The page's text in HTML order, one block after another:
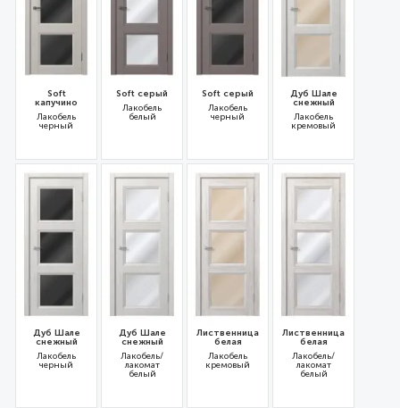
Soft
капучино
Лакобель
черный
31215
Soft серый
Лакобель
белый
35985
Soft серый
Лакобель
черный
31213
Дуб Шале
снежный
Лакобель
кремовый
31210
Дуб Шале
снежный
Лакобель
черный
Дуб Шале
снежный
Лакобель/
лакомат
белый
Лиственница
белая
Лакобель
кремовый
Лиственница
белая
Лакобель/
лакомат
белый